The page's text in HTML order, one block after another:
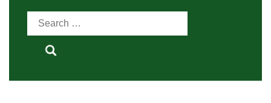
Search